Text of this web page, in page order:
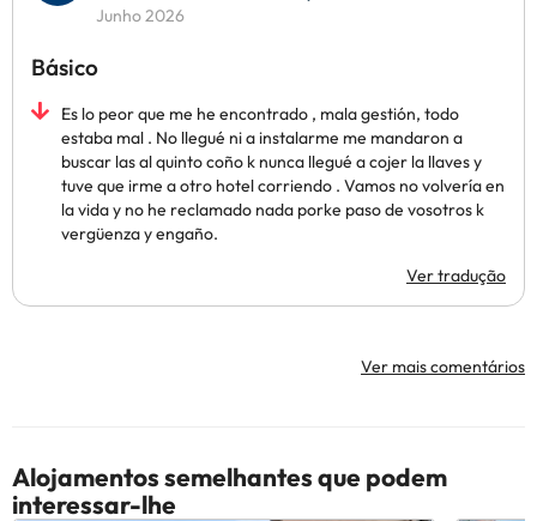
Junho 2026
Básico
Es lo peor que me he encontrado , mala gestión, todo
estaba mal . No llegué ni a instalarme me mandaron a
buscar las al quinto coño k nunca llegué a cojer la llaves y
tuve que irme a otro hotel corriendo . Vamos no volvería en
la vida y no he reclamado nada porke paso de vosotros k
vergüenza y engaño.
Ver tradução
Ver mais comentários
Alojamentos semelhantes que podem
interessar-lhe